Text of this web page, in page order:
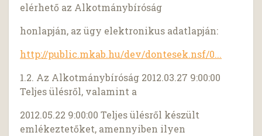
elérhető az Alkotmánybíróság
honlapján, az ügy elektronikus adatlapján:
http://public.mkab.hu/dev/dontesek.nsf/0...
1.2. Az Alkotmánybíróság 2012.03.27 9:00:00
Teljes ülésről, valamint a
2012.05.22 9:00:00 Teljes ülésről készült
emlékeztetőket, amennyiben ilyen